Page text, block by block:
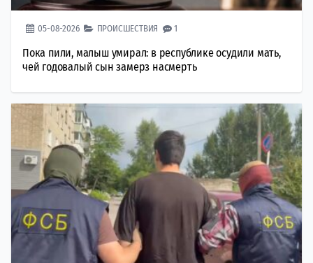
05-08-2026 ПРОИСШЕСТВИЯ 1
Пока пили, малыш умирал: в республике осудили мать,
чей годовалый сын замерз насмерть